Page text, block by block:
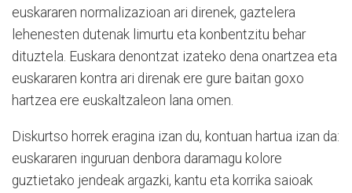
euskararen normalizazioan ari direnek, gaztelera
lehenesten dutenak limurtu eta konbentzitu behar
dituztela. Euskara denontzat izateko dena onartzea eta
euskararen kontra ari direnak ere gure baitan goxo
hartzea ere euskaltzaleon lana omen.
Diskurtso horrek eragina izan du, kontuan hartua izan da:
euskararen inguruan denbora daramagu kolore
guztietako jendeak argazki, kantu eta korrika saioak